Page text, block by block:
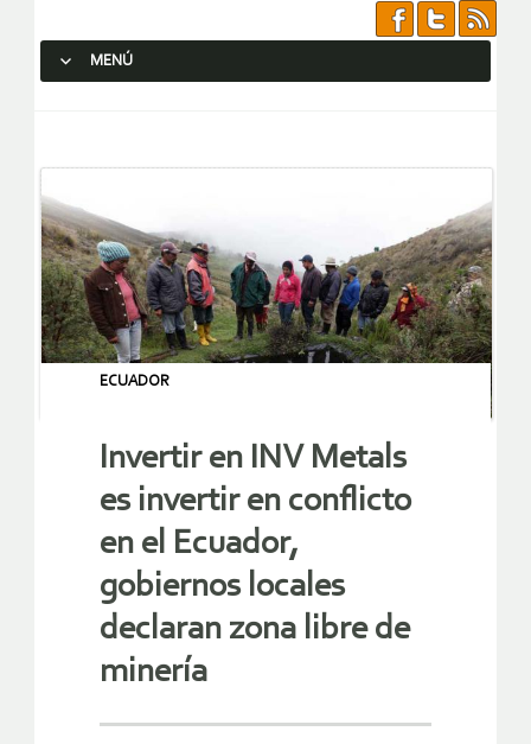
MENÚ
ECUADOR
Invertir en INV Metals
es invertir en conflicto
en el Ecuador,
gobiernos locales
declaran zona libre de
minería